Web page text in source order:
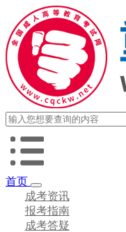
首页
成考资讯
报考指南
成考答疑